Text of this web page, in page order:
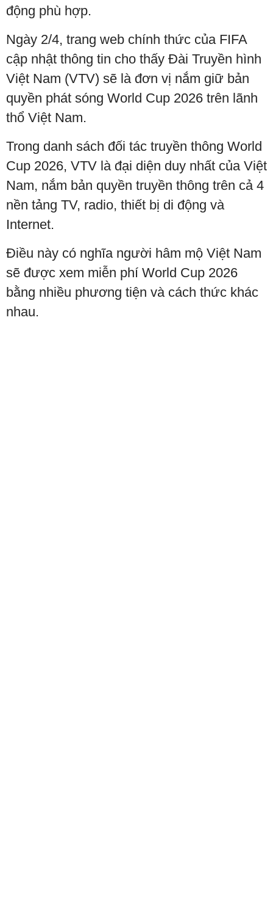
động phù hợp.
Ngày 2/4, trang web chính thức của FIFA
cập nhật thông tin cho thấy Đài Truyền hình
Việt Nam (VTV) sẽ là đơn vị nắm giữ bản
quyền phát sóng World Cup 2026 trên lãnh
thổ Việt Nam.
Trong danh sách đối tác truyền thông World
Cup 2026, VTV là đại diện duy nhất của Việt
Nam, nắm bản quyền truyền thông trên cả 4
nền tảng TV, radio, thiết bị di động và
Internet.
Điều này có nghĩa người hâm mộ Việt Nam
sẽ được xem miễn phí World Cup 2026
bằng nhiều phương tiện và cách thức khác
nhau.